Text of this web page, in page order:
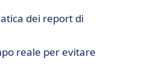
dei report di
reale per evitare